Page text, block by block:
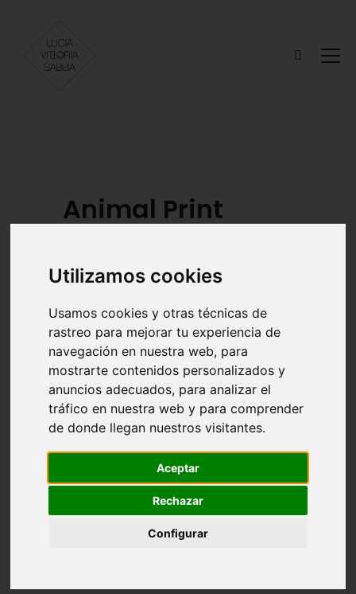
Utilizamos cookies
Usamos cookies y otras técnicas de
rastreo para mejorar tu experiencia de
navegación en nuestra web, para
mostrarte contenidos personalizados y
anuncios adecuados, para analizar el
tráfico en nuestra web y para comprender
de donde llegan nuestros visitantes.
Aceptar
Rechazar
Configurar
Animal Print
MODELOS
Antía Larrán
ESTILISMO
Thamyris
Andrade
MAQUILLAJE
Thamyris
PELUQUERÍA
Raúl de Andreas
Naranja Durango